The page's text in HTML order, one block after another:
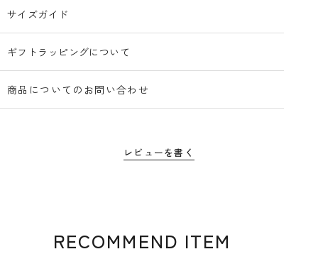
サイズガイド
ギフトラッピングについて
商品についてのお問い合わせ
レビューを書く
RECOMMEND ITEM